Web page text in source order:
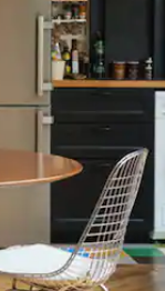
au uchunguze